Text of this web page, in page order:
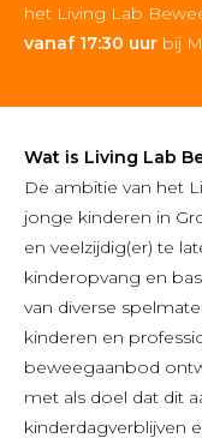
het Living Lab
vanaf 17:30 uur bij
Wat is Living Lab
De ambitie van het
jonge kinderen in
en veelzijdig(er) te
kinderopvang en
van diverse
kinderen en
beweegaanbod
met als doel dat dit
kinderdagverblijven